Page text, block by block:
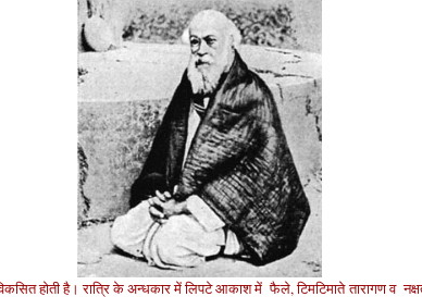
होती है। रात्रि के अन्धकार में लिपटे आकाश में फैले, टिमटिमाते तारागण व